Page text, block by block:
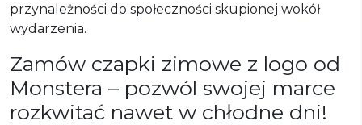
przynależności do społeczności skupionej wokół
wydarzenia.
Zamów czapki zimowe z logo od
Monstera – pozwól swojej marce
rozkwitać nawet w chłodne dni!